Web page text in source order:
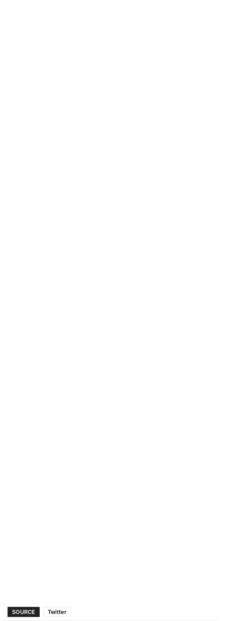
SOURCE Twitter